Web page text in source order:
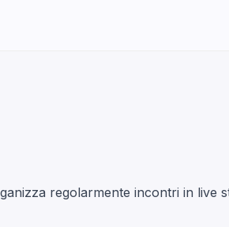
regolarmente incontri in live